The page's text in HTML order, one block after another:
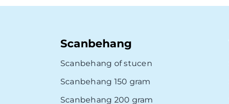
Scanbehang
Scanbehang of stucen
Scanbehang 150 gram
Scanbehang 200 gram